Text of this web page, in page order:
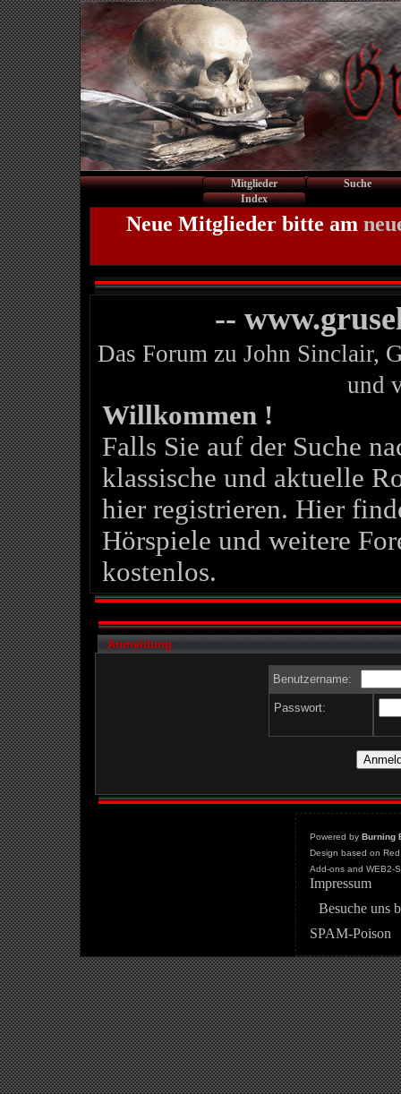
Mitglieder
Suche
Index
Neue Mitglieder bitte am
--
Das Forum zu John Sinclair,
und
Willkommen !
Falls Sie auf der Suche
klassische und aktuelle
hier registrieren. Hier
Hörspiele und weitere
kostenlos.
Anmeldung
Benutzername:
Passwort:
Powered by Burning
Design based on
Add-ons and WEB2-
Impressum
Besuche uns
SPAM-Poison